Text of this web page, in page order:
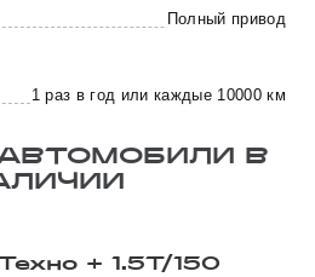
Полный привод
1 раз в год или каждые 10000 км
В
+ 1.5T/150